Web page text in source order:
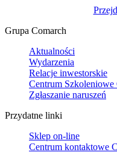
Grupa Comarch
Aktualności
Wydarzenia
Relacje inwestorskie
Centrum Szkoleniowe
Zgłaszanie naruszeń
Przydatne linki
Sklep on-line
Centrum kontaktowe